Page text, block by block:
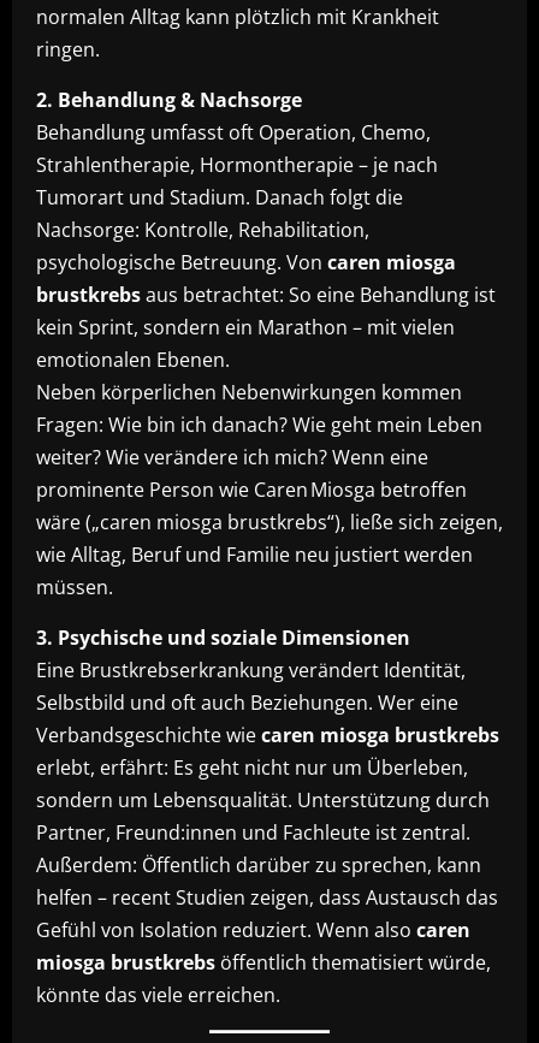
normalen Alltag kann plötzlich mit Krankheit
ringen.
2. Behandlung & Nachsorge
Behandlung umfasst oft Operation, Chemo,
Strahlentherapie, Hormontherapie – je nach
Tumorart und Stadium. Danach folgt die
Nachsorge: Kontrolle, Rehabilitation,
psychologische Betreuung. Von caren miosga
brustkrebsaus betrachtet: So eine Behandlung ist
kein Sprint, sondern ein Marathon – mit vielen
emotionalen Ebenen.
Neben körperlichen Nebenwirkungen kommen
Fragen: Wie bin ich danach? Wie geht mein Leben
weiter? Wie verändere ich mich? Wenn eine
prominente Person wie Caren Miosga betroffen
wäre („caren miosga brustkrebs“), ließe sich zeigen,
wie Alltag, Beruf und Familie neu justiert werden
müssen.
3. Psychische und soziale Dimensionen
Eine Brustkrebserkrankung verändert Identität,
Selbstbild und oft auch Beziehungen. Wer eine
Verbandsgeschichte wiecaren miosga brustkrebs
erlebt, erfährt: Es geht nicht nur um Überleben,
sondern um Lebensqualität. Unterstützung durch
Partner, Freund:innen und Fachleute ist zentral.
Außerdem: Öffentlich darüber zu sprechen, kann
helfen – recent Studien zeigen, dass Austausch das
Gefühl von Isolation reduziert. Wenn also caren
miosga brustkrebs öffentlich thematisiert würde,
könnte das viele erreichen.